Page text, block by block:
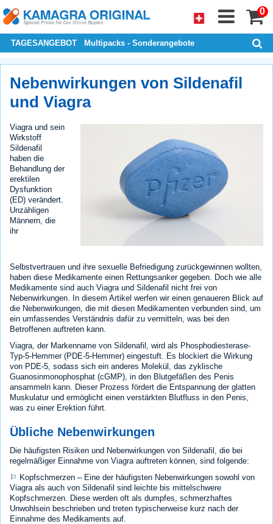
0
TAGESANGEBOT Multipacks - Sonderangebote
Nebenwirkungen von Sildenafil
und Viagra
Viagra und sein
Wirkstoff
Sildenafil
haben die
Behandlung der
erektilen
Dysfunktion
(ED) verändert.
Unzähligen
Männern, die
ihr
Selbstvertrauen und ihre sexuelle Befriedigung zurückgewinnen wollten,
haben diese Medikamente einen Rettungsanker gegeben. Doch wie alle
Medikamente sind auch Viagra und Sildenafil nicht frei von
Nebenwirkungen. In diesem Artikel werfen wir einen genaueren Blick auf
die Nebenwirkungen, die mit diesen Medikamenten verbunden sind, um
ein umfassendes Verständnis dafür zu vermitteln, was bei den
Betroffenen auftreten kann.
Viagra, der Markenname von Sildenafil, wird als Phosphodiesterase-
Typ-5-Hemmer (PDE-5-Hemmer) eingestuft. Es blockiert die Wirkung
von PDE-5, sodass sich ein anderes Molekül, das zyklische
Guanosinmonophosphat (cGMP), in den Blutgefäßen des Penis
ansammeln kann. Dieser Prozess fördert die Entspannung der glatten
Muskulatur und ermöglicht einen verstärkten Blutfluss in den Penis,
was zu einer Erektion führt.
Übliche Nebenwirkungen
Die häufigsten Risiken und Nebenwirkungen von Sildenafil, die bei
regelmäßiger Einnahme von Viagra auftreten können, sind folgende:
⚐ Kopfschmerzen – Eine der häufigsten Nebenwirkungen sowohl von
Viagra als auch von Sildenafil sind leichte bis mittelschwere
Kopfschmerzen. Diese werden oft als dumpfes, schmerzhaftes
Unwohlsein beschrieben und treten typischerweise kurz nach der
Einnahme des Medikaments auf.